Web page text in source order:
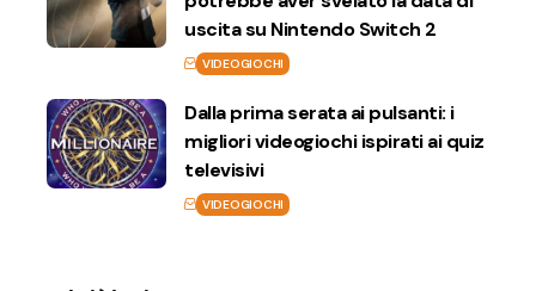
uscita su Nintendo Switch 2
VIDEOGIOCHI
Dalla prima serata ai pulsanti: i
migliori videogiochi ispirati ai quiz
televisivi
VIDEOGIOCHI